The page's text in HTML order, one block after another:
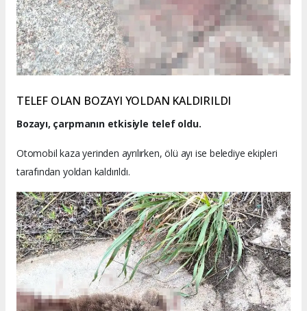
TELEF OLAN BOZAYI YOLDAN KALDIRILDI
Bozayı, çarpmanın etkisiyle telef oldu.
Otomobil kaza yerinden ayrılırken, ölü ayı ise belediye ekipleri
tarafından yoldan kaldırıldı.